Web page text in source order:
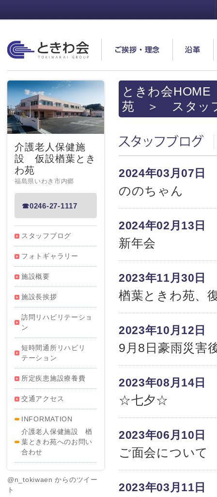
ご挨拶・理念 沿革
ときわ会HOME
苑 ＞ スタッ
スタッフブログ
2024年03月07日
ののちゃん
2024年02月13日
新年会
2023年11月30日
楢葉ときわ苑、
2023年10月12日
9月8日豪雨災害
2023年08月14日
☆七夕☆
2023年06月10日
ご面会について
2023年03月11日
介護老人保健施
設 仮設楢葉とき
わ苑
福島県いわき市内郷
☎0246-27-1117
スタッフブログ
フォトギャラリー
施設概要
施設長挨拶
訪問リハビリテーショ
ン
短時間通所リハビリ
テーション
所定疾患施設療養費
交通アクセス
INFORMATION
介護老人保健施設 楢
葉ときわ苑へのお問い
合わせ
@n_tokiwaen からのツイー
ト